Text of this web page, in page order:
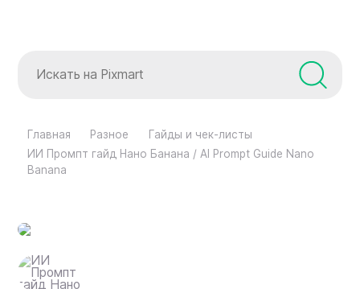
Главная Разное
Гайды и чек-листы
ИИ Промпт гайд Нано Банана / AI Prompt Guide Nano
Banana